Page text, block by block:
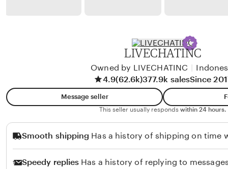
n
o
S
a
p
u
LIVECHATINC
Owned by LIVECHATINC
4.9(62.6k)377.9k salesSince
Message seller
This seller usually responds within 24 hours.
Smooth shipping Has a history of shipping on time
Speedy replies Has a history of replying to